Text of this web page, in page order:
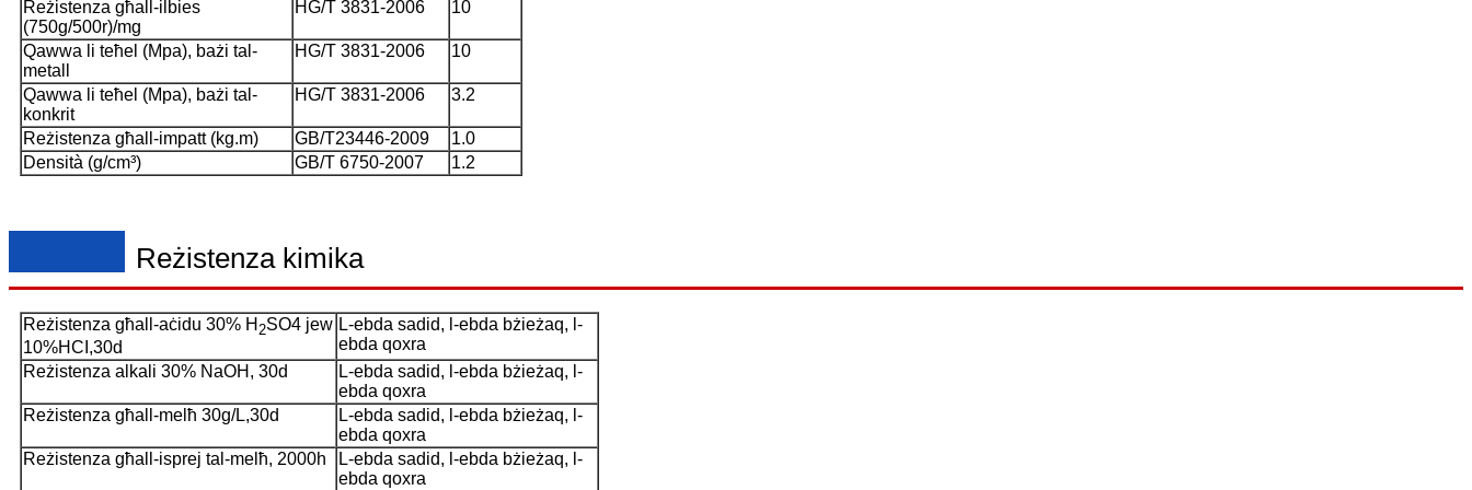
Reżistenza għall-ilbies
(750g/500r)/mg
HG/T 3831-2006 10
Qawwa li teħel (Mpa), bażi tal-
metall
HG/T 3831-2006 10
Qawwa li teħel (Mpa), bażi tal-
konkrit
HG/T 3831-2006 3.2
Reżistenza għall-impatt (kg.m) GB/T23446-2009
1.0
Densità (g/cm³)
GB/T 6750-2007 1.2
Reżistenza kimika
Reżistenza għall-aċidu 30% H 2SO4 jew
10%HCI,30d
L-ebda sadid, l-ebda bżieżaq, l-
ebda qoxra
Reżistenza alkali 30% NaOH, 30d
L-ebda sadid, l-ebda bżieżaq, l-
ebda qoxra
Reżistenza għall-melħ 30g/L,30d
L-ebda sadid, l-ebda bżieżaq, l-
ebda qoxra
Reżistenza għall-isprej tal-melħ, 2000h
L-ebda sadid, l-ebda bżieżaq, l-
ebda qoxra